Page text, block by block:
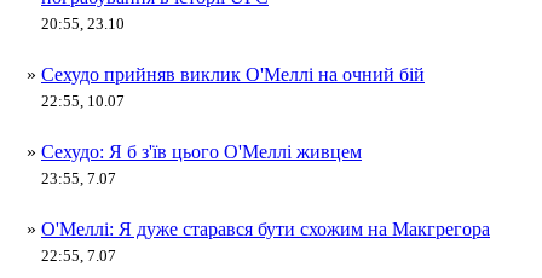
20:55, 23.10
» Сехудо прийняв виклик О'Меллі на очний бій
22:55, 10.07
» Сехудо: Я б з'їв цього О'Меллі живцем
23:55, 7.07
» О'Меллі: Я дуже старався бути схожим на Макгрегора
22:55, 7.07